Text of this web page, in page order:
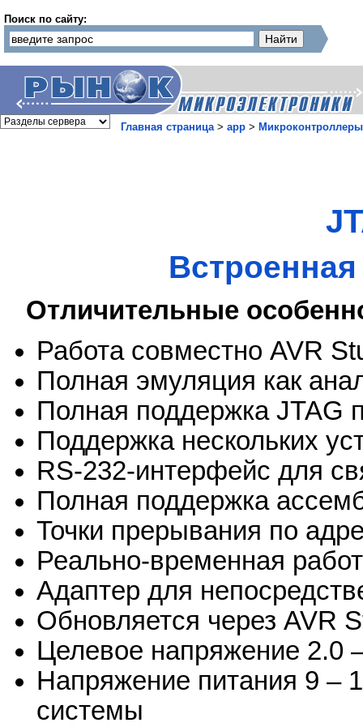
Поиск по сайту:
Главная страница> app > Микроконтроллеры
Отличительные
Работа совместно AVR
Полная эмуляция как
Полная поддержка JTAG
Поддержка нескольких
RS-232-интерфейс для
Полная поддержка
Точки прерывания по
Реально-временная
Адаптер для
Обновляется через AVR
Целевое напряжение 2.0
Напряжение питания 9 –
системы